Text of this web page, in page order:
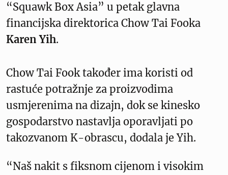
“Squawk Box Asia” u petak glavna
financijska direktorica Chow Tai Fooka
Karen Yih.
Chow Tai Fook također ima koristi od
rastuće potražnje za proizvodima
usmjerenima na dizajn, dok se kinesko
gospodarstvo nastavlja oporavljati po
takozvanom K-obrascu, dodala je Yih.
“Naš nakit s fiksnom cijenom i visokim